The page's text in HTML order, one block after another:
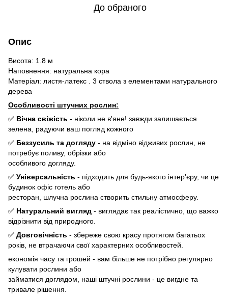
До обраного
Опис
Висота: 1.8 м
Наповнення: натуральна кора
Матеріал: листя-латекс . 3 ствола з елементами натурального
дерева
Особливості штучних рослин:
✅ Вічна свіжість - ніколи не в'яне! завжди залишається
зелена, радуючи ваш погляд кожного
✅ Беззусиль та догляду - на відміно відживих рослин, не
потребує поливу, обрізки або
особливого догляду.
✅ Універсальність - підходить для будь-якого інтер'єру, чи це
будинок офіс готель або
ресторан, шлучна рослина створить стильну атмосферу.
✅ Натуральний вигляд - виглядає так реалістично, що важко
відрізнити від природного.
✅ Довговічність - збереже свою красу протягом багатьох
років, не втрачаючи свої характерних особливостей.
економія часу та грошей - вам більше не потрібно регулярно
кулувати рослини або
займатися доглядом, наші штучні рослини - це вигдне та
тривале рішення.